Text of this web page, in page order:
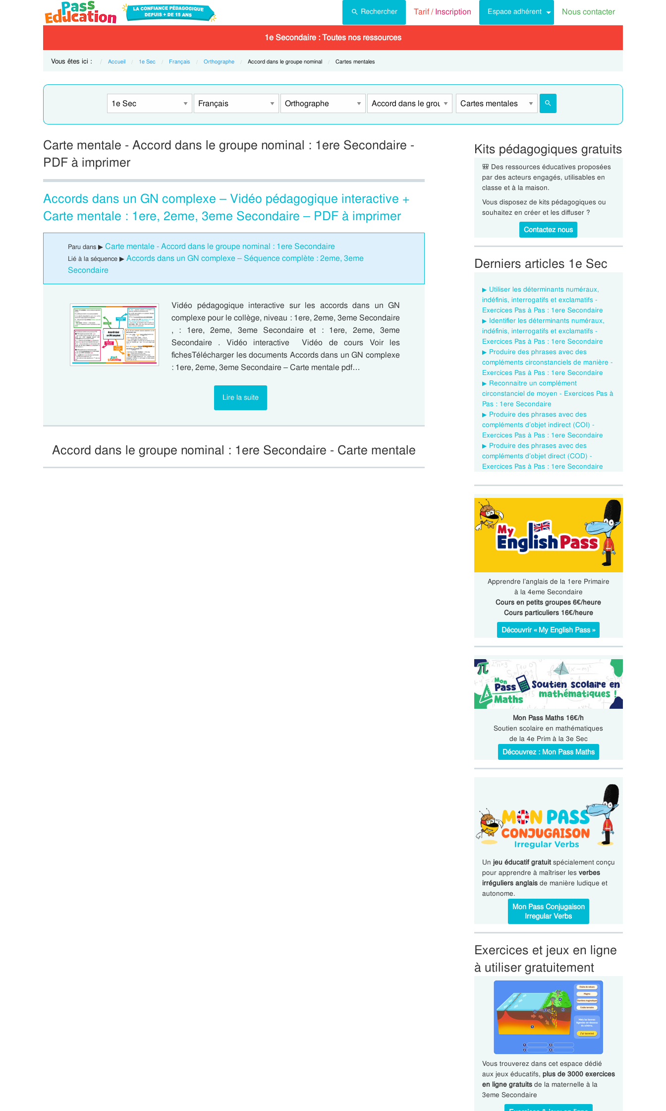
Rechercher Tarif /Inscription Espace adhérent Nous contacter
1e Secondaire : Toutes nos ressources
Vous êtes ici : Accueil 1e Sec Français Orthographe Current:
Accord dans le groupe nominal Current:
Cartes mentales
Carte mentale - Accord dans le groupe nominal : 1ere Secondaire -
PDF à imprimer
Accords dans un GN complexe – Vidéo pédagogique interactive +
Carte mentale : 1ere, 2eme, 3eme Secondaire – PDF à imprimer
Paru dans ▶ Carte mentale - Accord dans le groupe nominal : 1ere Secondaire
Lié à la séquence ▶ Accords dans un GN complexe – Séquence complète : 2eme, 3eme
Secondaire
Vidéo pédagogique interactive sur les accords dans un GN
complexe pour le collège, niveau : 1ere, 2eme, 3eme Secondaire
, : 1ere, 2eme, 3eme Secondaire et : 1ere, 2eme, 3eme
Secondaire . Vidéo interactive Vidéo de cours Voir les
fichesTélécharger les documents Accords dans un GN complexe
: 1ere, 2eme, 3eme Secondaire – Carte mentale pdf…
Lire la suite
Accord dans le groupe nominal : 1ere Secondaire - Carte mentale
Kits pédagogiques gratuits
🎒 Des ressources éducatives proposées
par des acteurs engagés, utilisables en
classe et à la maison.
Vous disposez de kits pédagogiques ou
souhaitez en créer et les diffuser ?
Contactez nous
Derniers articles 1e Sec
Utiliser les déterminants numéraux,
indéfinis, interrogatifs et exclamatifs -
Exercices Pas à Pas : 1ere Secondaire
Identifier les déterminants numéraux,
indéfinis, interrogatifs et exclamatifs -
Exercices Pas à Pas : 1ere Secondaire
Produire des phrases avec des
compléments circonstanciels de manière -
Exercices Pas à Pas : 1ere Secondaire
Reconnaitre un complément
circonstanciel de moyen - Exercices Pas à
Pas : 1ere Secondaire
Produire des phrases avec des
compléments d’objet indirect (COI) -
Exercices Pas à Pas : 1ere Secondaire
Produire des phrases avec des
compléments d’objet direct (COD) -
Exercices Pas à Pas : 1ere Secondaire
Apprendre l’anglais de la 1ere Primaire
à la 4eme Secondaire
Cours en petits groupes 6€/heure
Cours particuliers 16€/heure
Découvrir « My English Pass »
Mon Pass Maths 16€/h
Soutien scolaire en mathématiques
de la 4e Prim à la 3e Sec
Découvrez : Mon Pass Maths
Un jeu éducatif gratuitspécialement conçu
pour apprendre à maîtriser les verbes
irréguliers anglaisde manière ludique et
autonome.
Mon Pass Conjugaison
Irregular Verbs
Exercices et jeux en ligne
à utiliser gratuitement
Vous trouverez dans cet espace dédié
aux jeux éducatifs, plus de 3000 exercices
en ligne gratuitsde la maternelle à la
3eme Secondaire